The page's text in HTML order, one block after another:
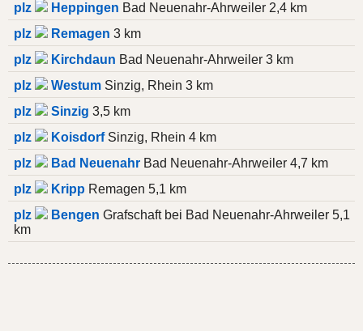
plz
Heppingen Bad Neuenahr-Ahrweiler 2,4 km
plz
Remagen 3 km
plz
Kirchdaun Bad Neuenahr-Ahrweiler 3 km
plz
Westum Sinzig, Rhein 3 km
plz
Sinzig 3,5 km
plz
KoisdorfSinzig, Rhein 4 km
plz
Bad Neuenahr Bad Neuenahr-Ahrweiler 4,7 km
plz
Kripp Remagen 5,1 km
plz
Bengen Grafschaft bei Bad Neuenahr-Ahrweiler 5,1
km